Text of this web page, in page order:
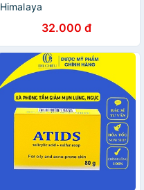
Himalaya
32.000 đ